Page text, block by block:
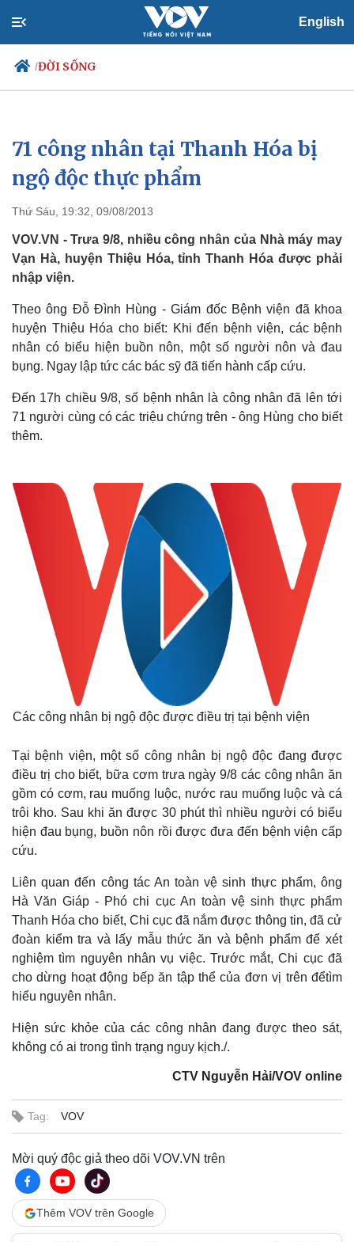
English
/ĐỜI SỐNG
Chính trị
Đảng
Tổ chức nhân sự
Nhận diện sự thật
Xã hội
Dự báo thời tiết
Việc làm
Biển đảo
Thế giới
Quan sát
Hồ sơ
Video
E-Magazine
71 công nhân tại Thanh Hóa bị
ngộ độc thực phẩm
Thứ Sáu, 19:32, 09/08/2013
VOV.VN - Trưa 9/8, nhiều công nhân của Nhà máy may
Vạn Hà, huyện Thiệu Hóa, tỉnh Thanh Hóa được phải
nhập viện.
Theo ông Đỗ Đình Hùng - Giám đốc Bệnh viện đã khoa
huyện Thiệu Hóa cho biết: Khi đến bệnh viện, các bệnh
nhân có biểu hiện buồn nôn, một số người nôn và đau
bụng. Ngay lập tức các bác sỹ đã tiến hành cấp cứu.
Đến 17h chiều 9/8, số bệnh nhân là công nhân đã lên tới
71 người cùng có các triệu chứng trên - ông Hùng cho biết
thêm.
Các công nhân bị ngộ độc được điều trị tại bệnh viện
Tại bệnh viện, một số công nhân bị ngộ độc đang được
điều trị cho biết, bữa cơm trưa ngày 9/8 các công nhân ăn
gồm có cơm, rau muống luộc, nước rau muống luộc và cá
trôi kho. Sau khi ăn được 30 phút thì nhiều người có biểu
hiện đau bụng, buồn nôn rồi được đưa đến bệnh viện cấp
cứu.
Liên quan đến công tác An toàn vệ sinh thực phẩm, ông
Hà Văn Giáp - Phó chi cục An toàn vệ sinh thực phẩm
Thanh Hóa cho biết, Chi cục đã nắm được thông tin, đã cử
đoàn kiểm tra và lấy mẫu thức ăn và bệnh phẩm để xét
nghiệm tìm nguyên nhân vụ việc. Trước mắt, Chi cục đã
cho dừng hoạt động bếp ăn tập thể của đơn vị trên đểtìm
hiểu nguyên nhân.
Hiện sức khỏe của các công nhân đang được theo sát,
không có ai trong tình trạng nguy kịch./.
CTV Nguyễn Hải/VOV online
Tag: VOV
Mời quý độc giả theo dõi VOV.VN trên
Thêm VOV trên Google